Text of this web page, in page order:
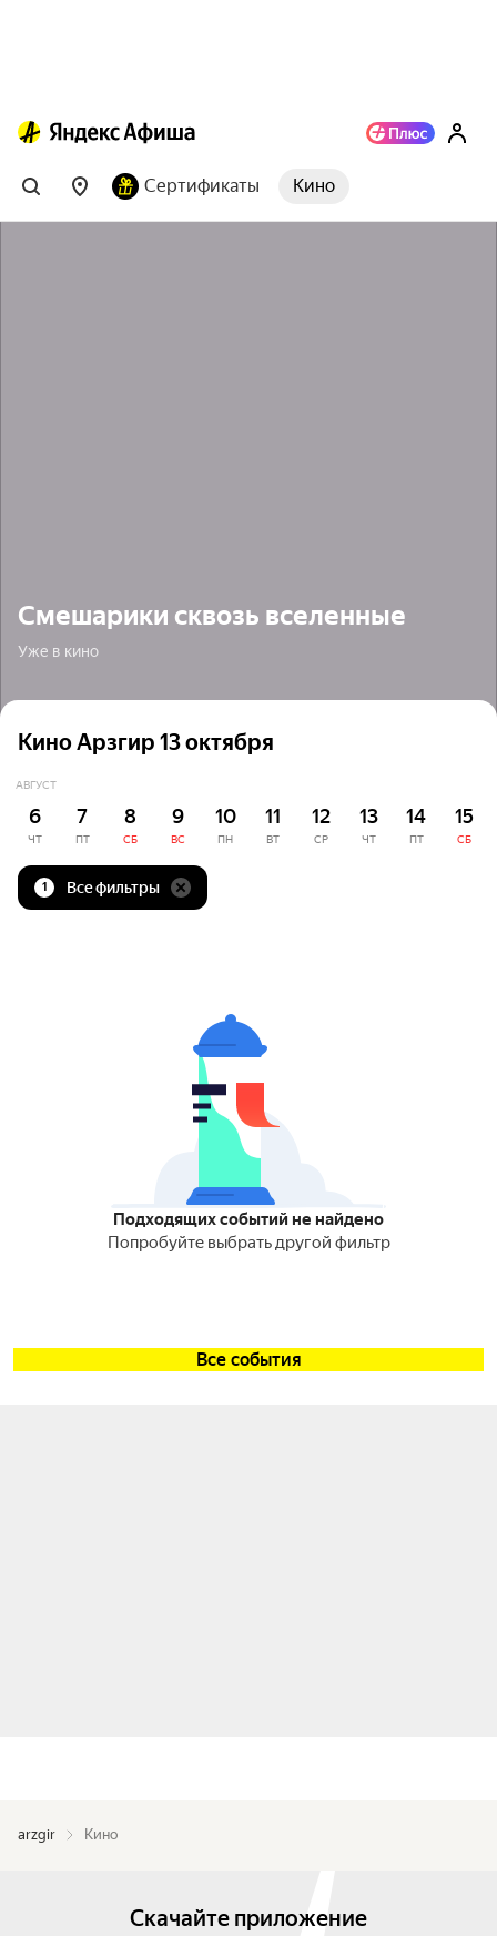
Сертификаты Кино
Смешарики сквозь вселенные
Уже в кино
Кино Арзгир 13 октября
АВГУСТ
6
ЧТ
7
ПТ
8
СБ
9
ВС
10
ПН
11
ВТ
12
СР
13
ЧТ
14
ПТ
15
СБ
1 Все фильтры
Подходящих событий не найдено
Попробуйте выбрать другой фильтр
Все события
arzgir Кино
Скачайте приложение